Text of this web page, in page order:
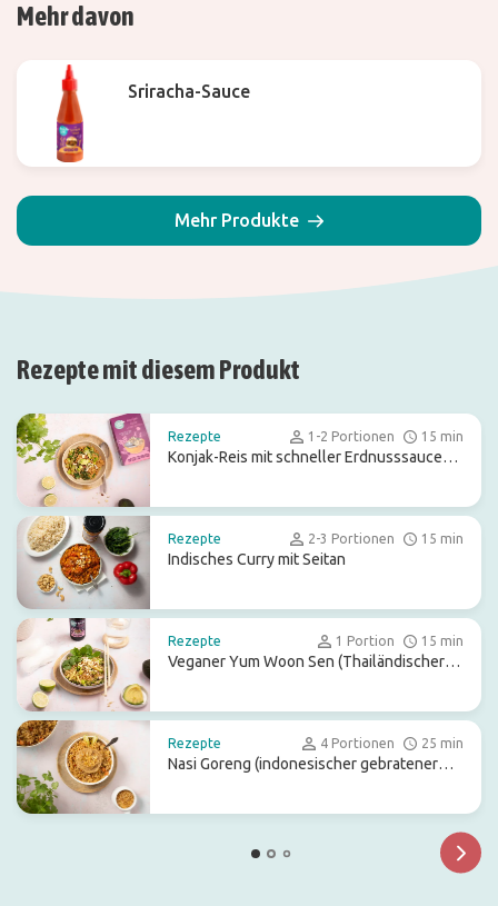
Mehr davon
Sriracha-Sauce
Mehr Produkte
Rezepte mit diesem Produkt
Rezepte 1-2 Portionen 15 min
Konjak-Reis mit schneller Erdnusssauce
Rezepte 2-3 Portionen 15 min
Indisches Curry mit Seitan
Rezepte 1 Portion 15 min
Veganer Yum Woon Sen (Thailändischer
Rezepte 4 Portionen 25 min
Nasi Goreng (indonesischer gebratener